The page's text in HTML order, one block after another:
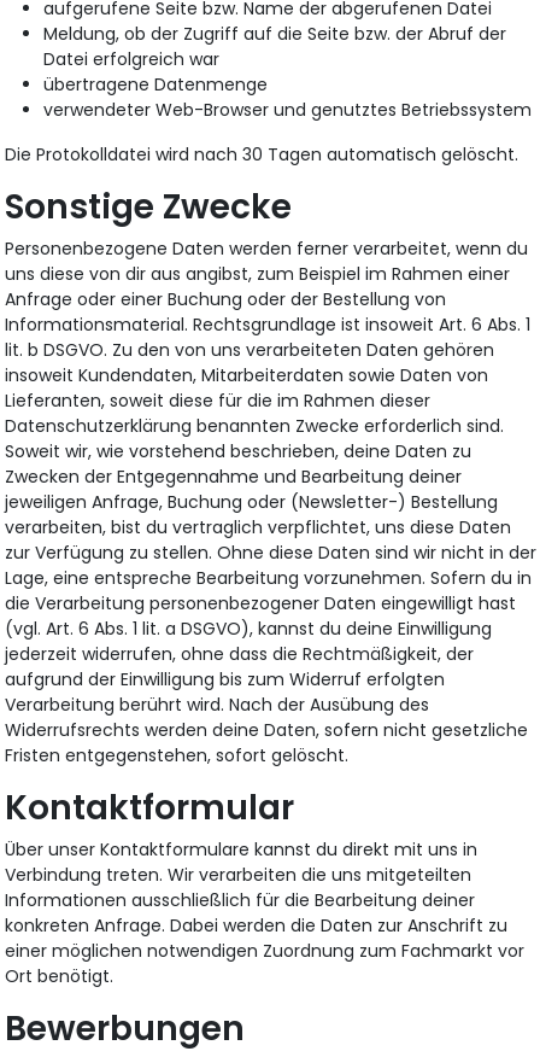
aufgerufene Seite bzw. Name der abgerufenen Datei
Meldung, ob der Zugriff auf die Seite bzw. der Abruf der
Datei erfolgreich war
übertragene Datenmenge
verwendeter Web-Browser und genutztes Betriebssystem
Die Protokolldatei wird nach 30 Tagen automatisch gelöscht.
Sonstige Zwecke
Personenbezogene Daten werden ferner verarbeitet, wenn du
uns diese von dir aus angibst, zum Beispiel im Rahmen einer
Anfrage oder einer Buchung oder der Bestellung von
Informationsmaterial. Rechtsgrundlage ist insoweit Art. 6 Abs. 1
lit. b DSGVO. Zu den von uns verarbeiteten Daten gehören
insoweit Kundendaten, Mitarbeiterdaten sowie Daten von
Lieferanten, soweit diese für die im Rahmen dieser
Datenschutzerklärung benannten Zwecke erforderlich sind.
Soweit wir, wie vorstehend beschrieben, deine Daten zu
Zwecken der Entgegennahme und Bearbeitung deiner
jeweiligen Anfrage, Buchung oder (Newsletter-) Bestellung
verarbeiten, bist du vertraglich verpflichtet, uns diese Daten
zur Verfügung zu stellen. Ohne diese Daten sind wir nicht in der
Lage, eine entspreche Bearbeitung vorzunehmen. Sofern du in
die Verarbeitung personenbezogener Daten eingewilligt hast
(vgl. Art. 6 Abs. 1 lit. a DSGVO), kannst du deine Einwilligung
jederzeit widerrufen, ohne dass die Rechtmäßigkeit, der
aufgrund der Einwilligung bis zum Widerruf erfolgten
Verarbeitung berührt wird. Nach der Ausübung des
Widerrufsrechts werden deine Daten, sofern nicht gesetzliche
Fristen entgegenstehen, sofort gelöscht.
Kontaktformular
Über unser Kontaktformulare kannst du direkt mit uns in
Verbindung treten. Wir verarbeiten die uns mitgeteilten
Informationen ausschließlich für die Bearbeitung deiner
konkreten Anfrage. Dabei werden die Daten zur Anschrift zu
einer möglichen notwendigen Zuordnung zum Fachmarkt vor
Ort benötigt.
Bewerbungen